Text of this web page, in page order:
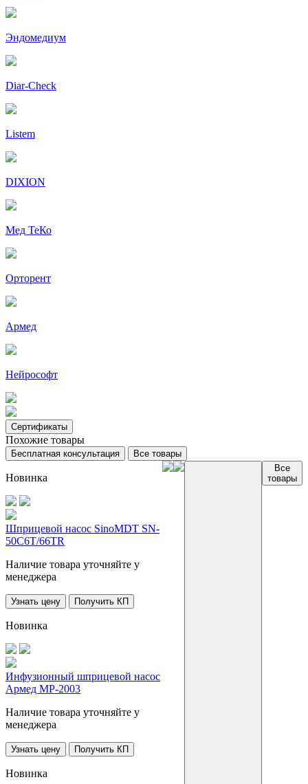
Эндомедиум
Diar-Cheсk
Listem
DIXION
Мед ТеКо
Орторент
Армед
Нейрософт
Сертификаты
Похожие товары
Бесплатная консультация Все товары
Новинка
Шприцевой насос SinoMDT SN-
50C6T/66TR
Наличие товара уточняйте у
менеджера
Узнать цену Получить КП
Новинка
Инфузионный шприцевой насос
Армед МР-2003
Наличие товара уточняйте у
менеджера
Узнать цену Получить КП
Новинка
Все
товары